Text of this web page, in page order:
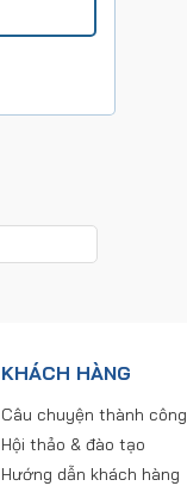
KHÁCH HÀNG
Câu chuyện thành công
Hội thảo & đào tạo
Hướng dẫn khách hàng